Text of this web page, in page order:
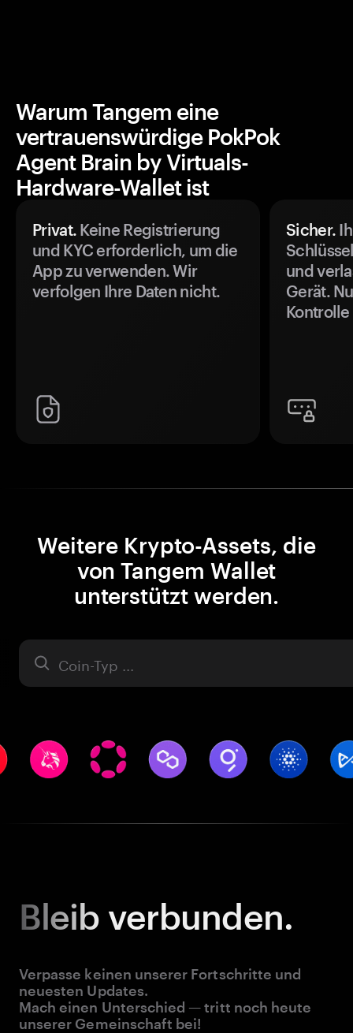
Warum Tangem eine
vertrauenswürdige PokPok
Agent Brain by Virtuals-
Hardware-Wallet ist
Privat. Keine Registrierung
und KYC erforderlich, um die
App zu verwenden. Wir
verfolgen Ihre Daten nicht.
Sicher.
und
Gerät.
Weitere Krypto-Assets, die
von Tangem Wallet
unterstützt werden.
Asset
Bleib verbunden.
Verpasse keinen unserer Fortschritte und
neuesten Updates.
Mach einen Unterschied — tritt noch heute
unserer Gemeinschaft bei!